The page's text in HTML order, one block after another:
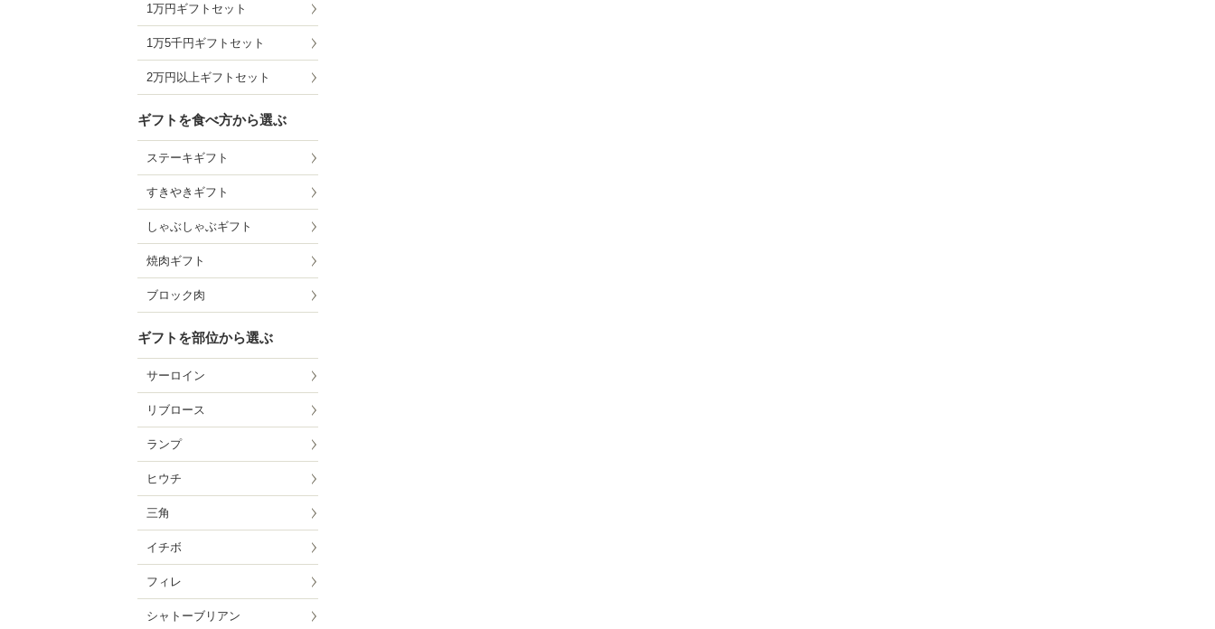
1万円ギフトセット
1万5千円ギフトセット
2万円以上ギフトセット
ギフトを食べ方から選ぶ
ステーキギフト
すきやきギフト
しゃぶしゃぶギフト
焼肉ギフト
ブロック肉
ギフトを部位から選ぶ
サーロイン
リブロース
ランプ
ヒウチ
三角
イチボ
フィレ
シャトーブリアン